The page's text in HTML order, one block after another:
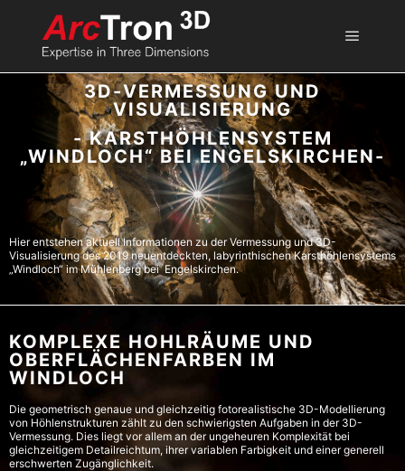
3D-VERMESSUNG UND
VISUALISIERUNG
- KARSTHÖHLENSYSTEM
„WINDLOCH“ BEI ENGELSKIRCHEN-
Hier entstehen aktuell Informationen zu der Vermessung und 3D-
Visualisierung des 2019 neuentdeckten, labyrinthischen Karsthöhlensystems
„Windloch“ im Mühlenberg bei Engelskirchen.
KOMPLEXE HOHLRÄUME UND
OBERFLÄCHENFARBEN IM
WINDLOCH
Die geometrisch genaue und gleichzeitig fotorealistische 3D-Modellierung
von Höhlenstrukturen zählt zu den schwierigsten Aufgaben in der 3D-
Vermessung. Dies liegt vor allem an der ungeheuren Komplexität bei
gleichzeitigem Detailreichtum, ihrer variablen Farbigkeit und einer generell
erschwerten Zugänglichkeit.